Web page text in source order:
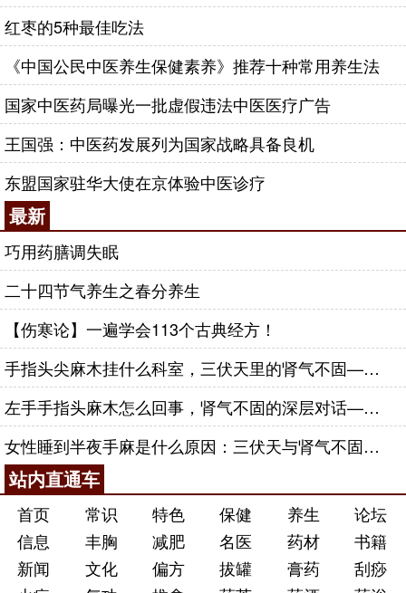
红枣的5种最佳吃法
《中国公民中医养生保健素养》推荐十种常用养生法
国家中医药局曝光一批虚假违法中医医疗广告
王国强：中医药发展列为国家战略具备良机
东盟国家驻华大使在京体验中医诊疗
最新
巧用药膳调失眠
二十四节气养生之春分养生
【伤寒论】一遍学会113个古典经方！
手指头尖麻木挂什么科室，三伏天里的肾气不固——肾合jjn
左手手指头麻木怎么回事，肾气不固的深层对话——肾合jjn
女性睡到半夜手麻是什么原因：三伏天与肾气不固的深层对话
站内直通车
首页 常识 特色 保健 养生
论坛
信息
丰胸 减肥 名医 药材
书籍
新闻
文化 偏方 拔罐 膏药
刮痧